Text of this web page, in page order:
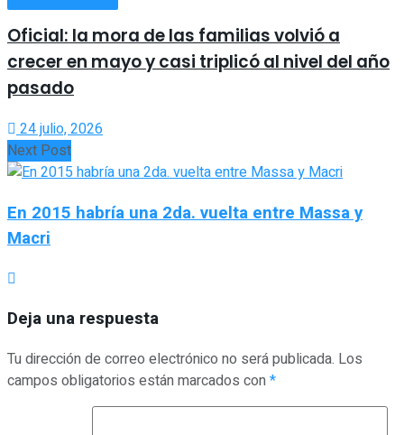
Oficial: la mora de las familias volvió a
crecer en mayo y casi triplicó al nivel del año
pasado
24 julio, 2026
Next Post
En 2015 habría una 2da. vuelta entre Massa y
Macri
Deja una respuesta
Tu dirección de correo electrónico no será publicada. Los
campos obligatorios están marcados con*